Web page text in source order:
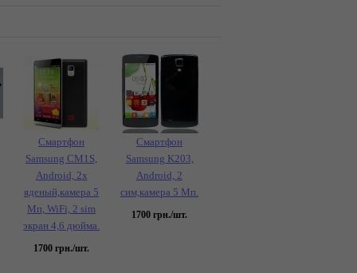
Смартфон
Samsung CM1S,
Android, 2х
яденый,камера 5
Мп, WiFi, 2 sim
экран 4,6 дюйма.
1700 грн./шт.
Смартфон
Samsung K203,
Android, 2
сим,камера 5 Мп.
1700 грн./шт.